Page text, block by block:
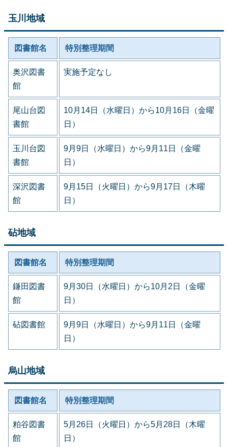
玉川地域
図書館名 特別整理期間
奥沢図書
館
実施予定なし
尾山台図
書館
10月14日（水曜日）から10月16日（金曜
日）
玉川台図
書館
9月9日（水曜日）から9月11日（金曜
日）
深沢図書
館
9月15日（火曜日）から9月17日（木曜
日）
砧地域
図書館名 特別整理期間
鎌田図書
館
9月30日（水曜日）から10月2日（金曜
日）
砧図書館
9月9日（水曜日）から9月11日（金曜
日）
烏山地域
図書館名 特別整理期間
粕谷図書
館
5月26日（火曜日）から5月28日（木曜
日）